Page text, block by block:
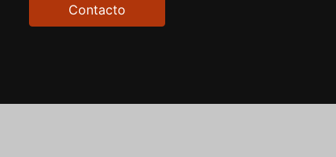
Contacto